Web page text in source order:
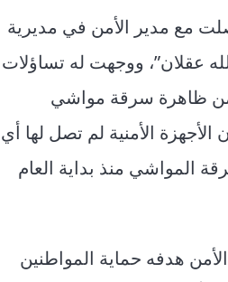
مع مدير الأمن في مديرية
عقلان”، ووجهت له تساؤلات
ظاهرة سرقة مواشي
الأجهزة الأمنية لم تصل لها أي
المواشي منذ بداية العام
الأمن هدفه حماية المواطنين